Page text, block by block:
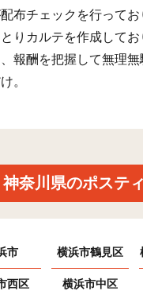
布チェックを行って
りカルテを作成して
報酬を把握して無理
。
神奈川県のポステ
市 横浜市鶴見区
西区 横浜市中区